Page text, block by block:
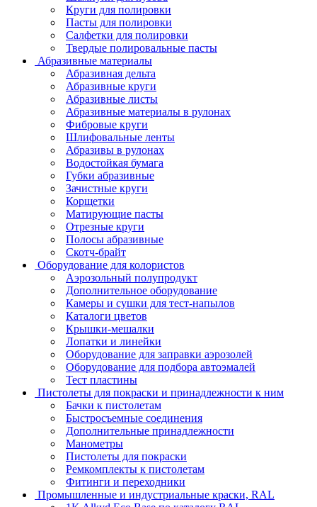
Круги для полировки
Пасты для полировки
Салфетки для полировки
Твердые полировальные пасты
Абразивные материалы
Абразивная дельта
Абразивные круги
Абразивные листы
Абразивные материалы в рулонах
Фибровые круги
Шлифовальные ленты
Абразивы в рулонах
Водостойкая бумага
Губки абразивные
Зачистные круги
Корщетки
Матирующие пасты
Отрезные круги
Полосы абразивные
Скотч-брайт
Оборудование для колористов
Аэрозольный полупродукт
Дополнительное оборудование
Камеры и сушки для тест-напылов
Каталоги цветов
Крышки-мешалки
Лопатки и линейки
Оборудование для заправки аэрозолей
Оборудование для подбора автоэмалей
Тест пластины
Пистолеты для покраски и принадлежности к ним
Бачки к пистолетам
Быстросъемные соединения
Дополнительные принадлежности
Манометры
Пистолеты для покраски
Ремкомплекты к пистолетам
Фитинги и переходники
Промышленные и индустриальные краски, RAL